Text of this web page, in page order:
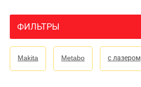
ФИЛЬТРЫ
Makita Metabo с лазером